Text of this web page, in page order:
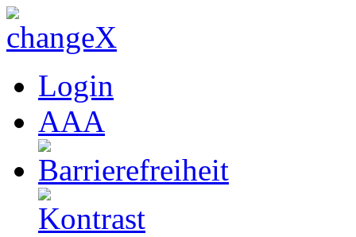
Login
AAA